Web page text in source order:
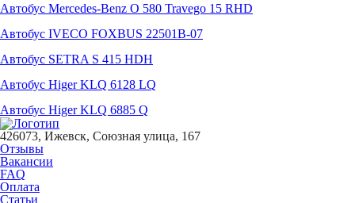
Автобус Mercedes-Benz O 580 Travego 15 RHD
Автобус IVECO FOXBUS 22501В-07
Автобус SETRA S 415 HDH
Автобус Higer KLQ 6128 LQ
Автобус Higer KLQ 6885 Q
426073, Ижевск, Союзная улица, 167
Отзывы
Вакансии
FAQ
Оплата
Статьи